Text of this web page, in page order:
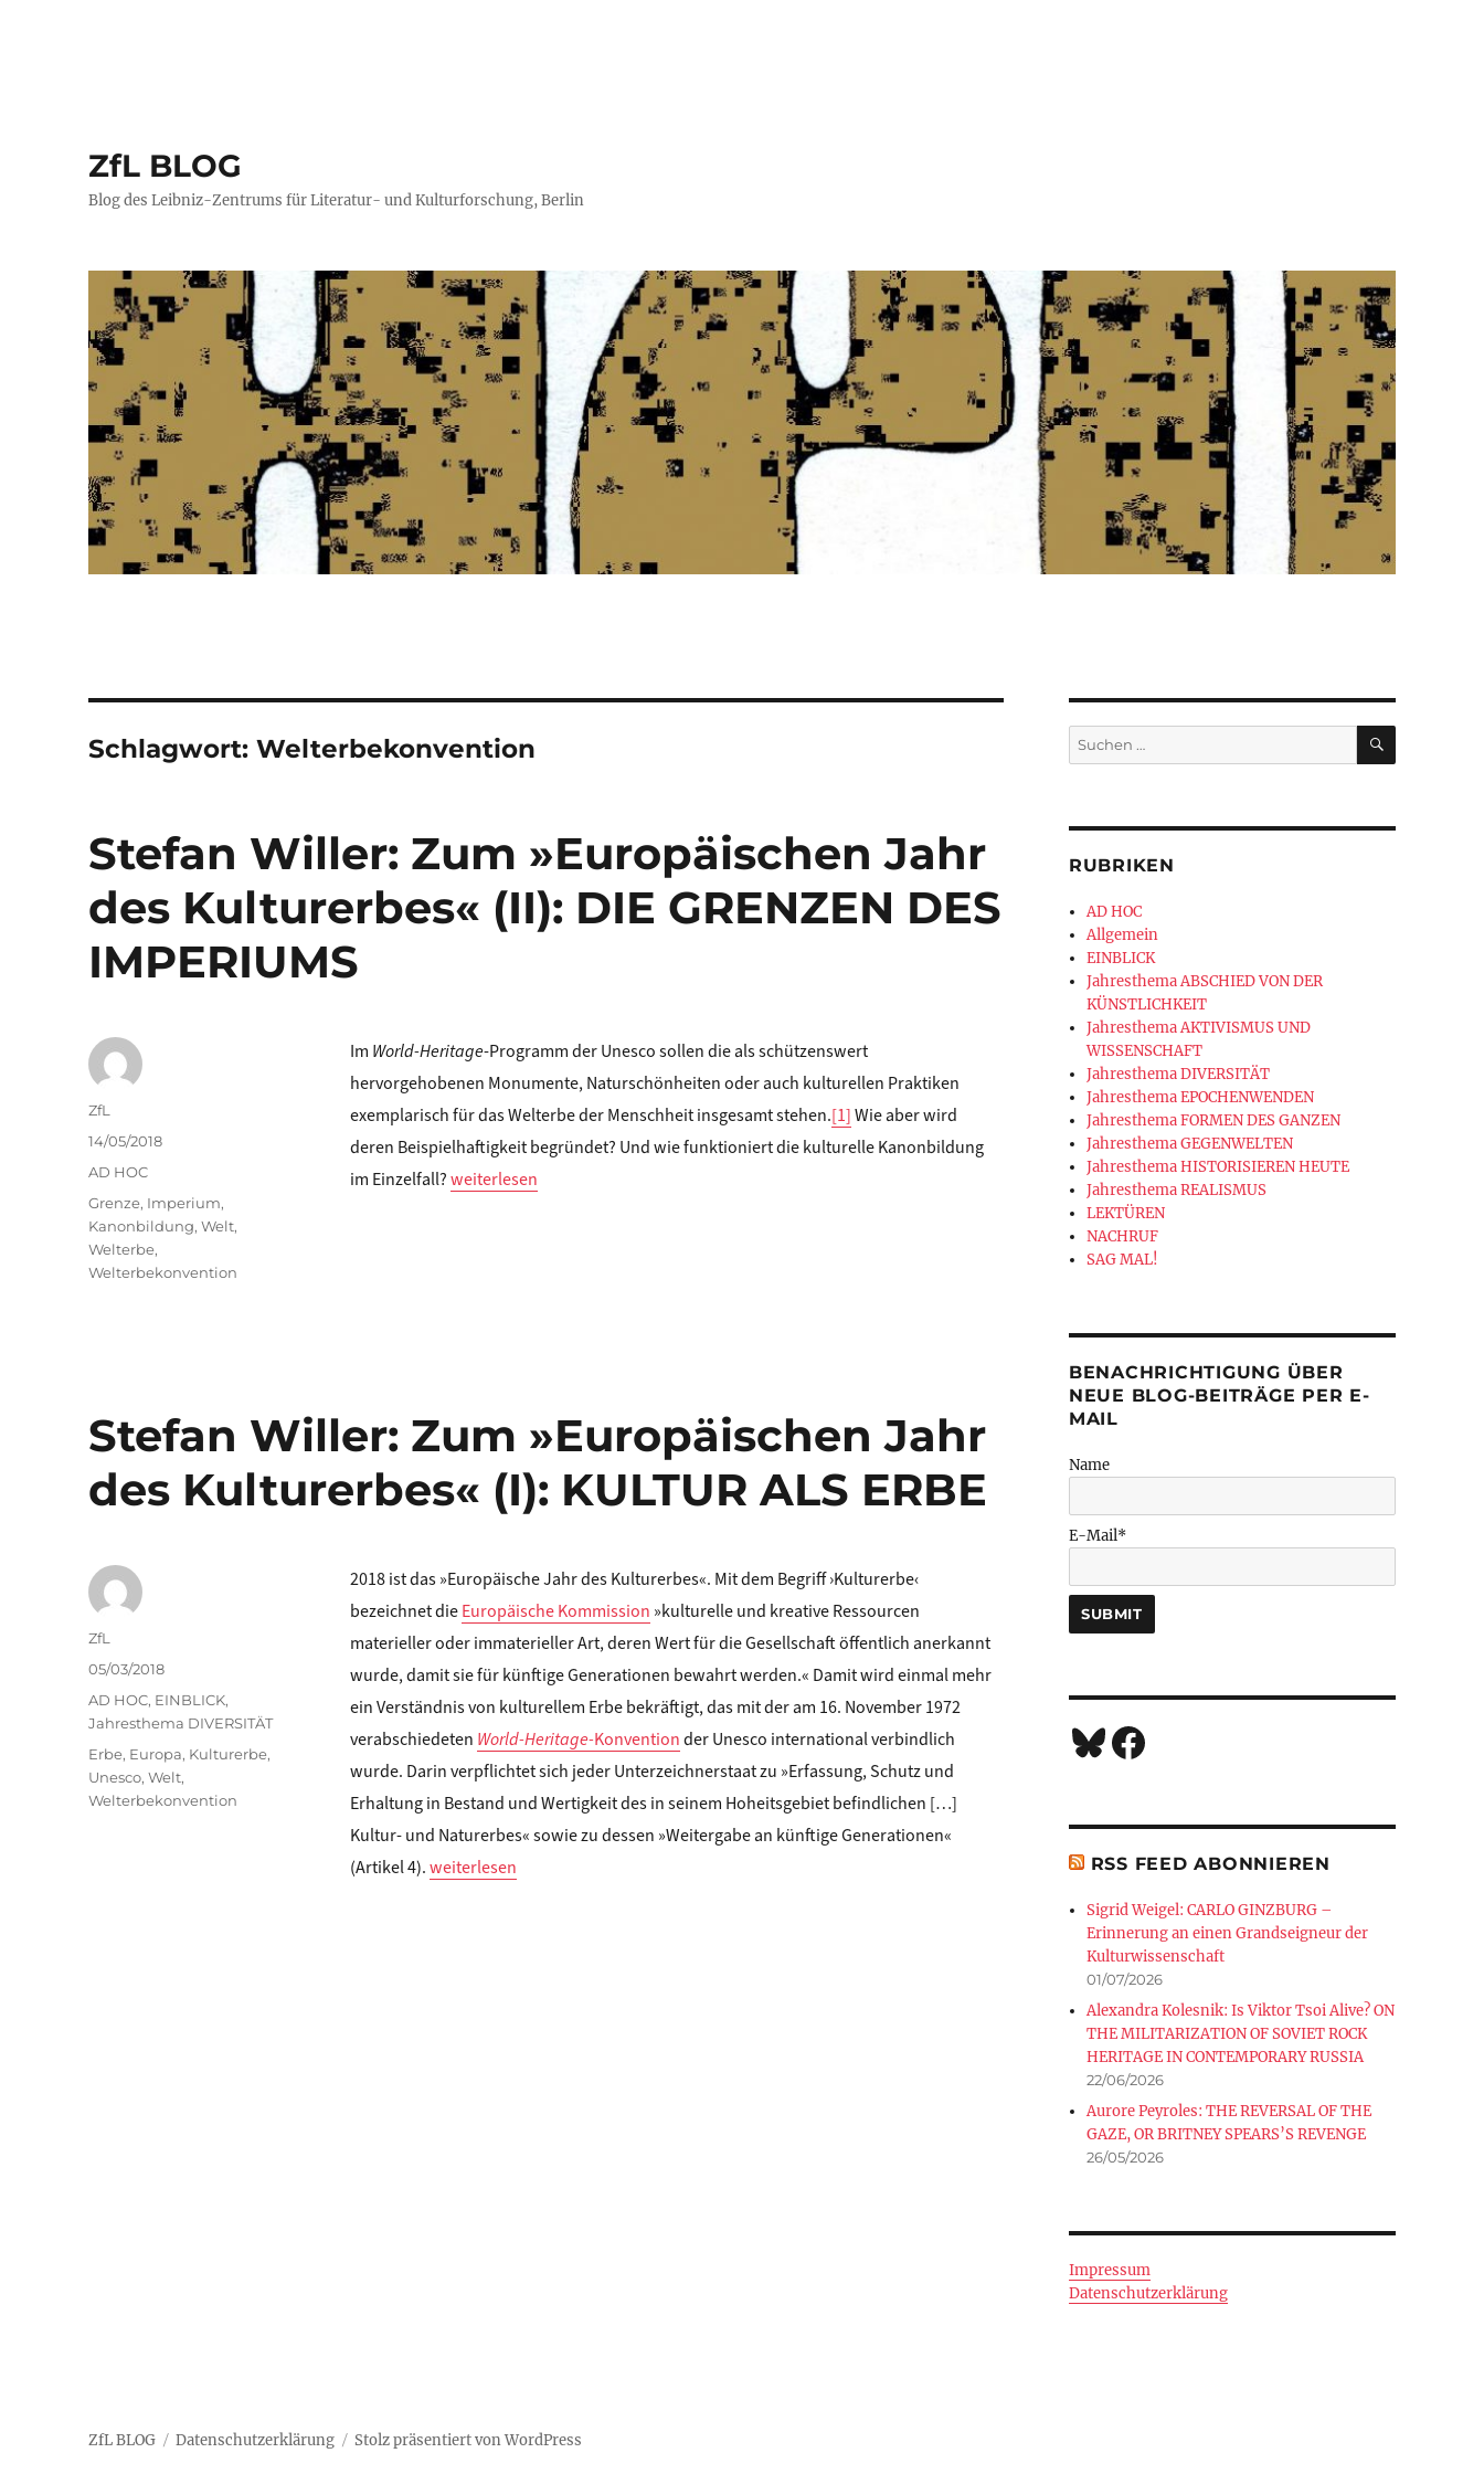
ZfL BLOG
Blog des Leibniz-Zentrums für Literatur- und Kulturforschung, Berlin
Schlagwort:Welterbekonvention
Stefan Willer: Zum »Europäischen Jahr
des Kulturerbes« (II): DIE GRENZEN DES
IMPERIUMS
Im World-Heritage-Programm der Unesco sollen die als schützenswert
hervorgehobenen Monumente, Naturschönheiten oder auch kulturellen Praktiken
exemplarisch für das Welterbe der Menschheit insgesamt stehen.[1]Wie aber wird
deren Beispielhaftigkeit begründet? Und wie funktioniert die kulturelle Kanonbildung
im Einzelfall?„Stefan Willer: Zum »Europäischen Jahr des Kulturerbes« (II): DIE GRENZEN DES IMPERIUMS“
weiterlesen
Autor
ZfL
Veröffentlicht
14/05/2018
Kategorien
AD HOC
Schlagwörter
Grenze, Imperium,
Kanonbildung,Welt,
Welterbe,
Welterbekonvention
Stefan Willer: Zum »Europäischen Jahr
des Kulturerbes« (I): KULTUR ALS ERBE
2018 ist das »Europäische Jahr des Kulturerbes«. Mit dem Begriff ›Kulturerbe‹
bezeichnet dieEuropäische Kommission »kulturelle und kreative Ressourcen
materieller oder immaterieller Art, deren Wert für die Gesellschaft öffentlich anerkannt
wurde, damit sie für künftige Generationen bewahrt werden.« Damit wird einmal mehr
ein Verständnis von kulturellem Erbe bekräftigt, das mit der am 16. November 1972
verabschiedeten World-Heritage-Konventionder Unesco international verbindlich
wurde. Darin verpflichtet sich jeder Unterzeichnerstaat zu »Erfassung, Schutz und
Erhaltung in Bestand und Wertigkeit des in seinem Hoheitsgebiet befindlichen […]
Kultur- und Naturerbes« sowie zu dessen »Weitergabe an künftige Generationen«
(Artikel 4).„Stefan Willer: Zum »Europäischen Jahr des Kulturerbes« (I): KULTUR ALS ERBE“
weiterlesen
Autor
ZfL
Veröffentlicht
05/03/2018
Kategorien
AD HOC, EINBLICK,
Jahresthema DIVERSITÄT
Schlagwörter
Erbe, Europa, Kulturerbe,
Unesco,Welt,
Welterbekonvention
Suchen
nach:
SUCHEN
RUBRIKEN
AD HOC
Allgemein
EINBLICK
Jahresthema ABSCHIED VON DER
KÜNSTLICHKEIT
Jahresthema AKTIVISMUS UND
WISSENSCHAFT
Jahresthema DIVERSITÄT
Jahresthema EPOCHENWENDEN
Jahresthema FORMEN DES GANZEN
Jahresthema GEGENWELTEN
Jahresthema HISTORISIEREN HEUTE
Jahresthema REALISMUS
LEKTÜREN
NACHRUF
SAG MAL!
BENACHRICHTIGUNG ÜBER
NEUE BLOG-BEITRÄGE PER E-
MAIL
Name
E-Mail*
Bluesky
Facebook
RSS FEED ABONNIEREN
Sigrid Weigel: CARLO GINZBURG –
Erinnerung an einen Grandseigneur der
Kulturwissenschaft
01/07/2026
Alexandra Kolesnik: Is Viktor Tsoi Alive? ON
THE MILITARIZATION OF SOVIET ROCK
HERITAGE IN CONTEMPORARY RUSSIA
22/06/2026
Aurore Peyroles: THE REVERSAL OF THE
GAZE, OR BRITNEY SPEARS’S REVENGE
26/05/2026
Impressum
Datenschutzerklärung
ZfL BLOG Datenschutzerklärung Stolz präsentiert von WordPress